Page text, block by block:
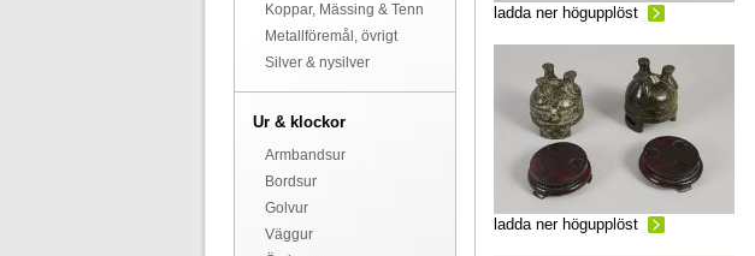
Koppar, Mässing & Tenn
Metallföremål, övrigt
Silver & nysilver
Ur & klockor
Armbandsur
Bordsur
Golvur
Väggur
ladda ner högupplöst
ladda ner högupplöst